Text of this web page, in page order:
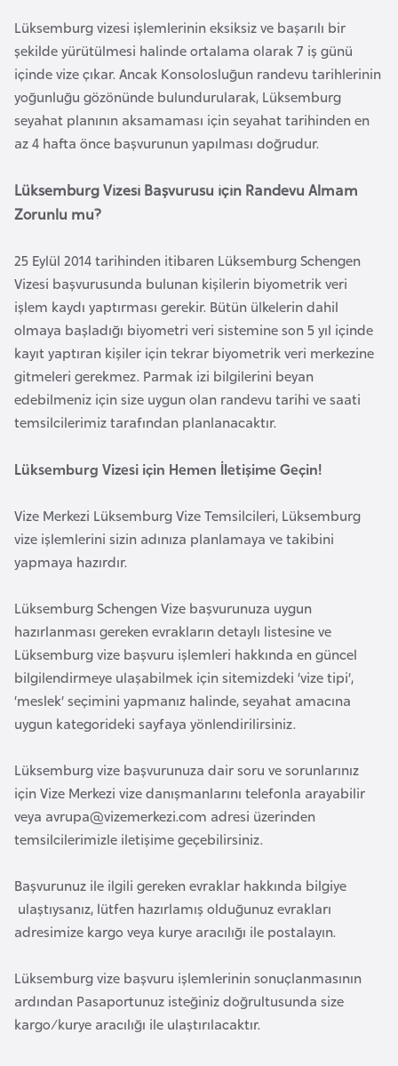
Lüksemburg vizesi işlemlerinin eksiksiz ve başarılı bir
şekilde yürütülmesi halinde ortalama olarak 7 iş günü
içinde vize çıkar. Ancak Konsolosluğun randevu tarihlerinin
yoğunluğu gözönünde bulundurularak, Lüksemburg
seyahat planının aksamaması için seyahat tarihinden en
az 4 hafta önce başvurunun yapılması doğrudur.
Lüksemburg Vizesi Başvurusu için Randevu Almam
Zorunlu mu?
25 Eylül 2014 tarihinden itibaren Lüksemburg Schengen
Vizesi başvurusunda bulunan kişilerin biyometrik veri
işlem kaydı yaptırması gerekir. Bütün ülkelerin dahil
olmaya başladığı biyometri veri sistemine son 5 yıl içinde
kayıt yaptıran kişiler için tekrar biyometrik veri merkezine
gitmeleri gerekmez. Parmak izi bilgilerini beyan
edebilmeniz için size uygun olan randevu tarihi ve saati
temsilcilerimiz tarafından planlanacaktır.
Lüksemburg Vizesi için Hemen İletişime Geçin!
Vize Merkezi Lüksemburg Vize Temsilcileri, Lüksemburg
vize işlemlerini sizin adınıza planlamaya ve takibini
yapmaya hazırdır.
Lüksemburg Schengen Vize başvurunuza uygun
hazırlanması gereken evrakların detaylı listesine ve
Lüksemburg vize başvuru işlemleri hakkında en güncel
bilgilendirmeye ulaşabilmek için sitemizdeki ‘vize tipi’,
‘meslek’ seçimini yapmanız halinde, seyahat amacına
uygun kategorideki sayfaya yönlendirilirsiniz.
Lüksemburg vize başvurunuza dair soru ve sorunlarınız
için Vize Merkezi vize danışmanlarını telefonla arayabilir
veya avrupa@vizemerkezi.com adresi üzerinden
temsilcilerimizle iletişime geçebilirsiniz.
Başvurunuz ile ilgili gereken evraklar hakkında bilgiye
ulaştıysanız, lütfen hazırlamış olduğunuz evrakları
adresimize kargo veya kurye aracılığı ile postalayın.
Lüksemburg vize başvuru işlemlerinin sonuçlanmasının
ardından Pasaportunuz isteğiniz doğrultusunda size
kargo/kurye aracılığı ile ulaştırılacaktır.
n
a
H
e
r
s
k
u
l
g
a
r
i
s
t
n
B
u
r
i
n
a
F
a
s
Ç
a
d
Ç
e
C
u
m